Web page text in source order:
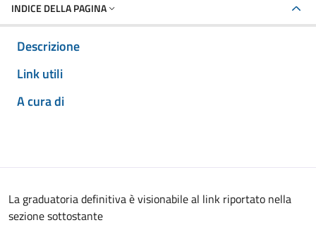
INDICE DELLA PAGINA
Descrizione
Link utili
A cura di
La graduatoria definitiva è visionabile al link riportato nella
sezione sottostante